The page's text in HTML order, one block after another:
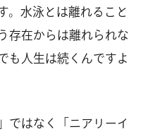
。水泳とは離れること
存在からは離れられな
も人生は続くんですよ
ではなく「ニアリーイ